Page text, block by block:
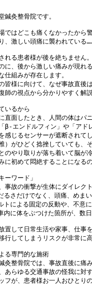
鍼灸整骨院です。
ではどこも痛くなかったから
、激しい頭痛に襲われている
れる患者様が後を絶ちません
に、後から激しい痛みが現れ
仕組みが存在します。
皆様に向けて、なぜ事故直
師の視点から分かりやすく解
いるから
直面したとき、人間の体はパ
β-エンドルフィン」や「ア
感じるセンサーが遮断されて
）がひどく捻挫していても
のやり取りが落ち着いて脳が
に初めて悶絶することになる
ーワード」
事故の衝撃が生体にダイレ
さだけでなく、頭痛、めま
による固定の反動や、不意
に体をぶつけた箇所が、数
置して日常生活や家事、仕
行してしまうリスクが非常に
る専門的な施術
灸整骨院では、事故直後に痛
あらゆる交通事故の怪我に対
フが、患者様お一人おひと